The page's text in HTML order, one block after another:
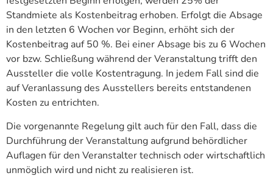
Standmiete als Kostenbeitrag erhoben. Erfolgt die Absage
in den letzten 6 Wochen vor Beginn, erhöht sich der
Kostenbeitrag auf 50 %. Bei einer Absage bis zu 6 Wochen
vor bzw. Schließung während der Veranstaltung trifft den
Aussteller die volle Kostentragung. In jedem Fall sind die
auf Veranlassung des Ausstellers bereits entstandenen
Kosten zu entrichten.
Die vorgenannte Regelung gilt auch für den Fall, dass die
Durchführung der Veranstaltung aufgrund behördlicher
Auflagen für den Veranstalter technisch oder wirtschaftlich
unmöglich wird und nicht zu realisieren ist.